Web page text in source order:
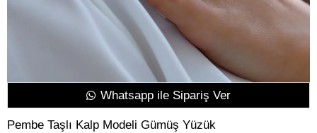
Whatsapp ile Sipariş Ver
Pembe Taşlı Kalp Modeli Gümüş Yüzük